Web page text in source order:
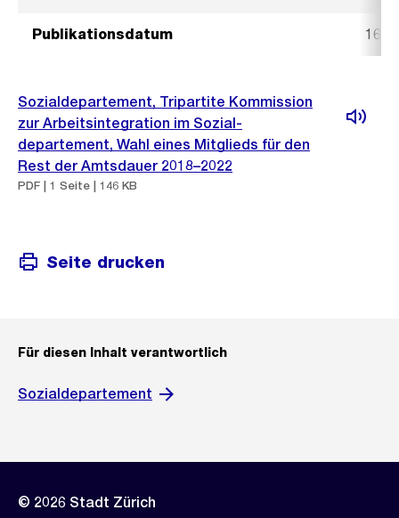
Publikationsdatum 16.
Sozialdepartement, Tripartite Kommission
zur Arbeitsintegration im Sozial-
departement, Wahl eines Mitglieds für den
Rest der Amtsdauer 2018–2022
PDF | 1 Seite | 146 KB
Seite drucken
Für diesen Inhalt verantwortlich
Sozialdepartement
© 2026 Stadt Zürich